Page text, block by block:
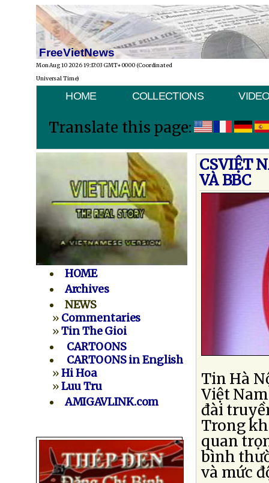
FreeVietNews
Mon Aug 10 2026 19:17:03 GMT+0000 (Coordinated
Universal Time)
HOME COLLECTIONS
Translate this page:
HOME
Archives
NEWS
» Commentaries
»Tin The Gioi
CARTOONS
CARTOONS in English
»Hi Hoa
»Luu Tru
AMIGAVLINK.com
CSVIỆT
VÀ BBC
Tin Hà
Việt
đài
Trong
quan
bình
và mức